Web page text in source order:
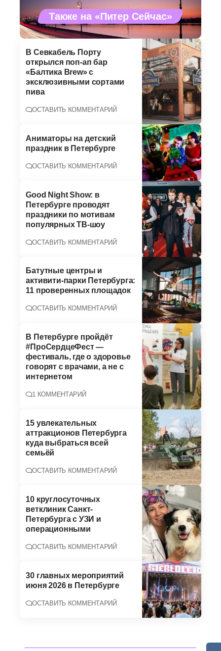
Также на «Питер Сейчас»
В Севкабель Порту
открылся поп-ап бар
«Балтика Brew» с
эксклюзивными сортами
пива
ОСТАВИТЬ КОММЕНТАРИЙ
Аниматоры на детский
праздник в Петербурге
ОСТАВИТЬ КОММЕНТАРИЙ
Good Night Show: в
Петербурге проводят
праздники по мотивам
популярных ТВ-шоу
ОСТАВИТЬ КОММЕНТАРИЙ
Батутные центры и
активити-парки Петербурга:
11 проверенных площадок
ОСТАВИТЬ КОММЕНТАРИЙ
В Петербурге пройдёт
#ПроСердцеФест —
фестиваль, где о здоровье
говорят с врачами, а не с
интернетом
1 КОММЕНТАРИЙ
15 увлекательных
аттракционов Петербурга
куда выбраться всей
семьёй
ОСТАВИТЬ КОММЕНТАРИЙ
10 круглосуточных
ветклиник Санкт-
Петербурга с УЗИ и
операционными
ОСТАВИТЬ КОММЕНТАРИЙ
30 главных мероприятий
июня 2026 в Петербурге
ОСТАВИТЬ КОММЕНТАРИЙ